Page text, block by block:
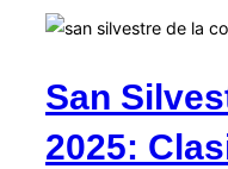
San
2025: